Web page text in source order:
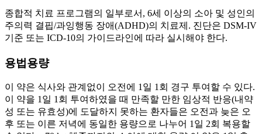
종합적 치료 프로그램의 일부로서, 6세 이상의 소아 및 성인의
주의력 결핍/과잉행동 장애(ADHD)의 치료제. 진단은 DSM-IV
기준 또는 ICD-10의 가이드라인에 따라 실시해야 한다.
용법용량
이 약은 식사와 관계없이 오전에 1일 1회 경구 투여할 수 있다.
이 약을 1일 1회 투여하였을 때 만족할 만한 임상적 반응(내약
성 또는 유효성)에 도달하지 못하는 환자들은 오전과 늦은 오
후 또는 이른 저녁에 동일한 용량으로 나누어 1일 2회 복용할